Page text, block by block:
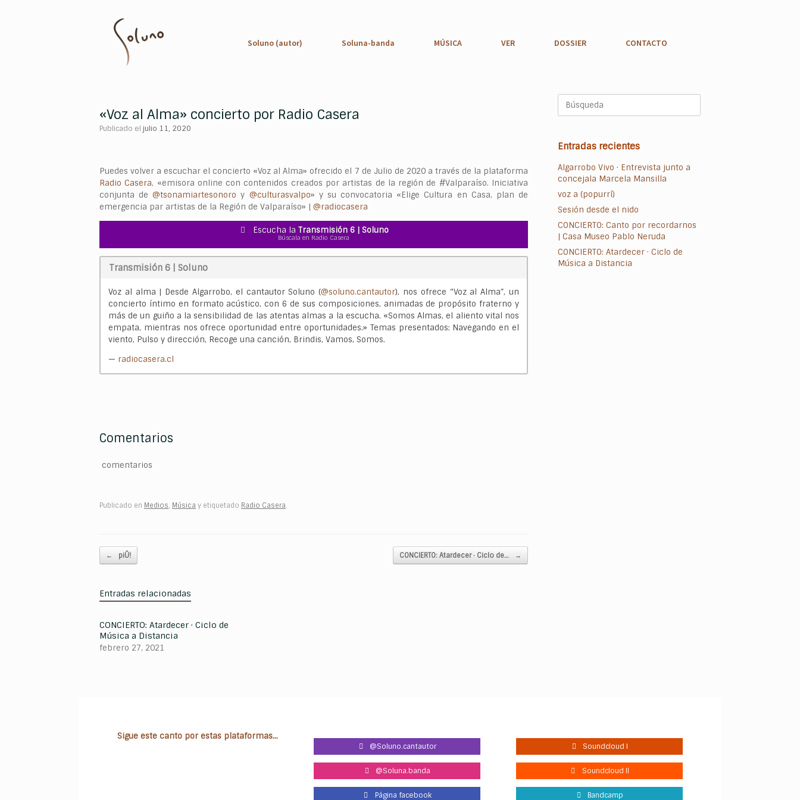
contenido
Soluno (autor) Soluna-banda MÚSICA VER DOSSIER CONTACTO
«Voz al Alma» concierto por Radio Casera
Publicado el julio 11, 2020
Puedes volver a escuchar el concierto «Voz al Alma» ofrecido el 7 de Julio de 2020 a través de la plataforma
Radio Casera, «emisora online con contenidos creados por artistas de la región de #Valparaíso. Iniciativa
conjunta de@tsonamiartesonoro y @culturasvalpo» y su convocatoria «Elige Cultura en Casa, plan de
emergencia par artistas de la Región de Valparaíso» | @radiocasera
Escucha la Transmisión 6 | Soluno
Búscala en Radio Casera
Transmisión 6 | Soluno
Voz al alma | Desde Algarrobo, el cantautor Soluno (@soluno.cantautor), nos ofrece “Voz al Alma”, un
concierto íntimo en formato acústico, con 6 de sus composiciones, animadas de propósito fraterno y
más de un guiño a la sensibilidad de las atentas almas a la escucha. «Somos Almas, el aliento vital nos
empata, mientras nos ofrece oportunidad entre oportunidades.» Temas presentados: Navegando en el
viento, Pulso y dirección, Recoge una canción, Brindis, Vamos, Somos.
— radiocasera.cl
Comentarios
comentarios
Publicado en Medios, Música y etiquetado Radio Casera.
Navegador de artículos
← piÛ! CONCIERTO: Atardecer · Ciclo de… →
Entradas relacionadas
CONCIERTO: Atardecer · Ciclo de
Música a Distancia
febrero 27, 2021
Buscar:
Entradas recientes
Algarrobo Vivo · Entrevista junto a
concejala Marcela Mansilla
voz a (popurrí)
Sesión desde el nido
CONCIERTO: Canto por recordarnos
| Casa Museo Pablo Neruda
CONCIERTO: Atardecer · Ciclo de
Música a Distancia
Sigue este canto por estas plataformas...
@Soluno.cantautor
@Soluna.banda
Página facebook
Soundcloud I
Soundcloud II
Bandcamp